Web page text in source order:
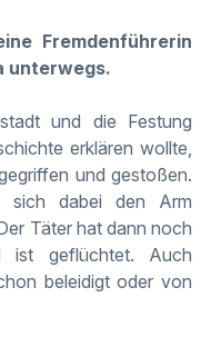
Fremdenführerin
unterwegs.
und die Festung
erklären wollte,
und gestoßen.
dabei den Arm
Täter hat dann noch
ist geflüchtet. Auch
beleidigt oder von